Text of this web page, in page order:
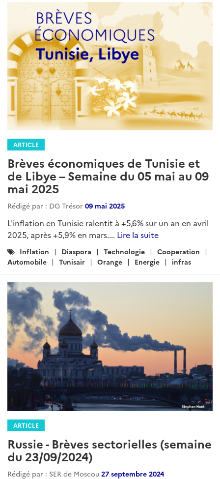
ARTICLE
Brèves économiques de Tunisie et
de Libye – Semaine du 05 mai au 09
mai 2025
Rédigé par : DG Trésor 09 mai 2025
L'inflation en Tunisie ralentit à +5,6% sur un an en avril
2025, après +5,9% en mars.... Lire la suite
Catégories
:
Inflation Diaspora Technologie
Cooperation
Automobile
Tunisair Orange Energie infras
ARTICLE
Russie - Brèves sectorielles (semaine
du 23/09/2024)
Rédigé par : SER de Moscou 27 septembre 2024